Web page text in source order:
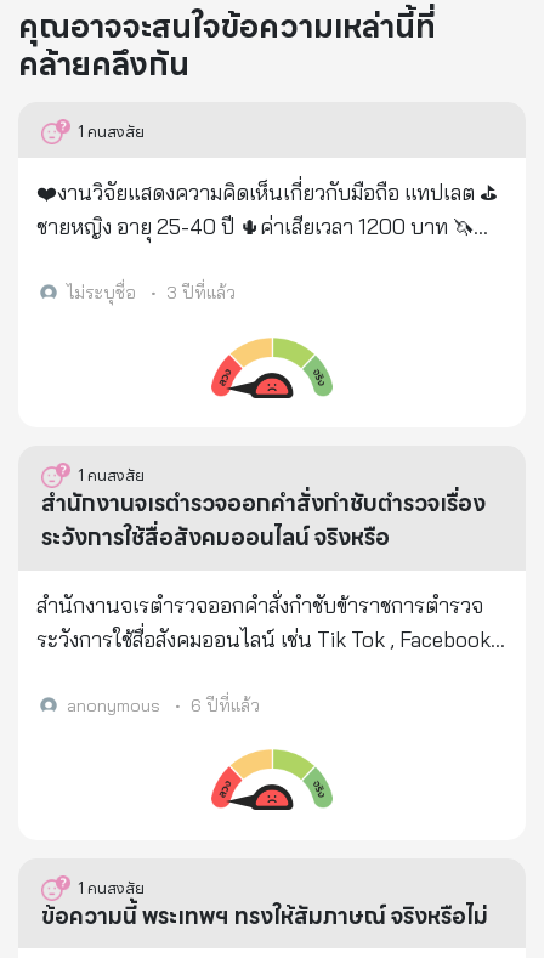
คุณอาจจะสนใจข้อความเหล่านี้ที่
คล้ายคลึงกัน
1 คนสงสัย
❤️งานวิจัยแสดงความคิดเห็นเกี่ยวกับมือถือ แทปเลต ⛳️
ชายหญิง อายุ 25-40 ปี 🌵ค่าเสียเวลา 1200 บาท 🦄
เพิ่มเติม ชื่อ อายุ อาชีพ มือถือ/แทปเลตที่ใช้ รูปถ่าย เบอร์
ไม่ระบุชื่อ • 3 ปีที่แล้ว
1 คนสงสัย
สำนักงานจเรตำรวจออกคำสั่งกำชับตำรวจเรื่อง
ระวังการใช้สื่อสังคมออนไลน์ จริงหรือ
สำนักงานจเรตำรวจออกคำสั่งกำชับข้าราชการตำรวจ
ระวังการใช้สื่อสังคมออนไลน์ เช่น Tik Tok , Facebook ,
ในลักษณะไม่เหมาะสม ที่อาจส่งผลให้เกิดความเสียหาย
anonymous • 6 ปีที่แล้ว
1 คนสงสัย
ข้อความนี้ พระเทพฯ ทรงให้สัมภาษณ์ จริงหรือไม่